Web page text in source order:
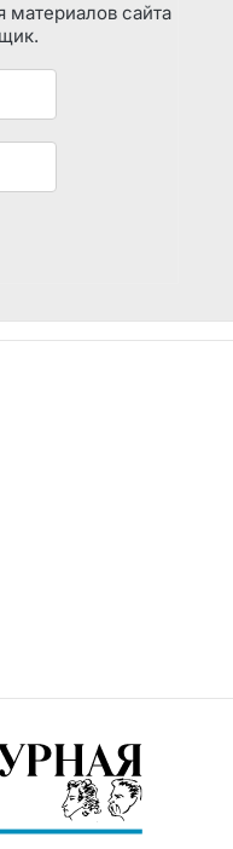
материалов сайта